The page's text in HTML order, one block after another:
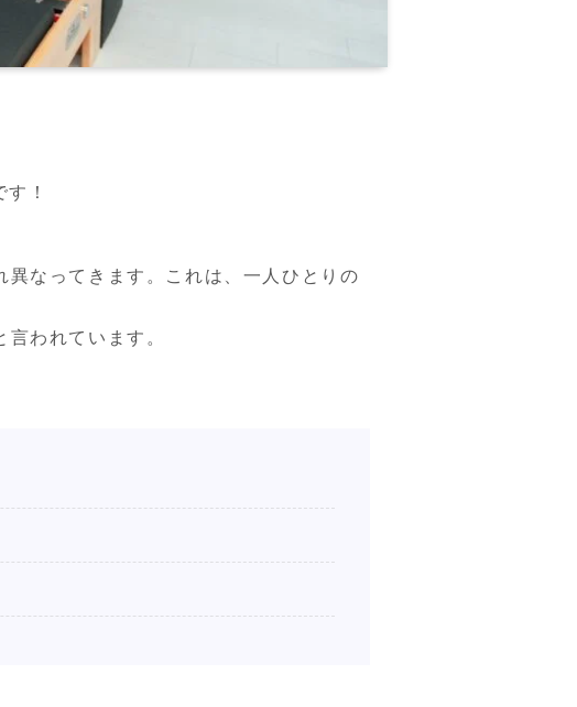
！
なってきます。これは、一人ひとりの
われています。